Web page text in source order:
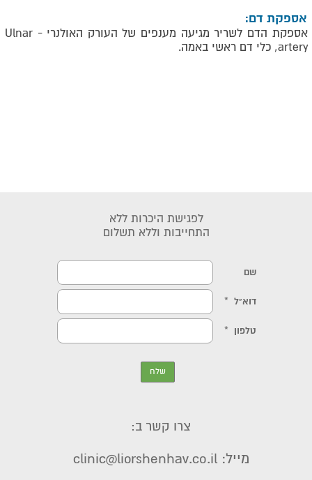
אספקת דם:
אספקת הדם לשריר מגיעה מענפים של העורק האולנרי - Ulnar
artery, כלי דם ראשי באמה.
לפגישת היכרות ללא
התחייבות וללא תשלום
צרו קשר ב:
מייל: clinic@liorshenhav.co.il